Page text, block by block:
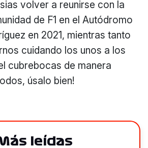
volver a reunirse con la
de F1 en el Autódromo
en 2021, mientras tanto
cuidando los unos a los
cubrebocas de manera
úsalo bien!
leídas